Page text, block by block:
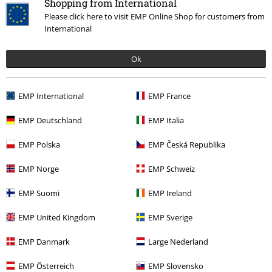
Please click here to visit EMP Online Shop for customers from
International
Ok
EMP International EMP France
EMP Deutschland EMP Italia
EMP Polska EMP Česká Republika
EMP Norge EMP Schweiz
EMP Suomi EMP Ireland
EMP United Kingdom EMP Sverige
EMP Danmark Large Nederland
EMP Österreich EMP Slovensko
Podělte se o váš názor "Memento - Gegen die Zeit + Live
in Berlin".
Napsat hodnocení
More categories. More options.
Merch kapel Média DVD
Výprodej % Média
Merch kapel Žánr